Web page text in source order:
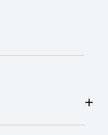
Electrodomésticos